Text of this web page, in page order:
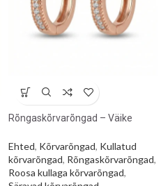
Rõngaskõrvarõngad – Väike
Ehted, Kõrvarõngad, Kullatud
kõrvarõngad, Rõngaskõrvarõngad,
Roosa kullaga kõrvarõngad,